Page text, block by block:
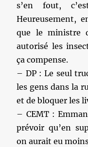
s’en fout,
Heureusement,
que le ministre
autorisé les
ça compense.
– DP : Le seul
les gens dans la
et de bloquer les
– CEMT :
prévoir qu’en
on aurait eu